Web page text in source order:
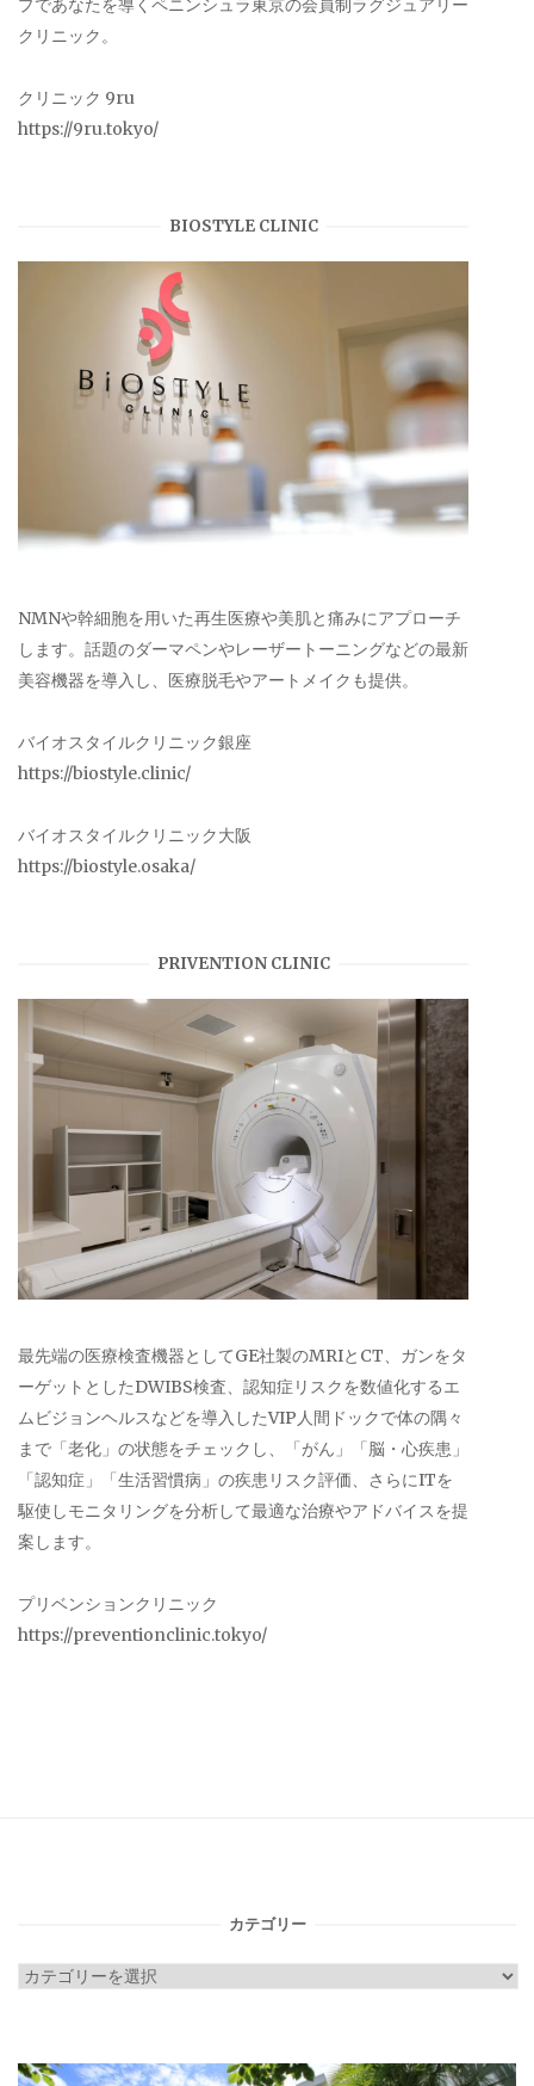
プであなたを導くペニンシュラ東京の会員制ラグジュアリー
クリニック。
クリニック 9ru
https://9ru.tokyo/
BIOSTYLE CLINIC
NMNや幹細胞を用いた再生医療や美肌と痛みにアプローチ
します。話題のダーマペンやレーザートーニングなどの最新
美容機器を導入し、医療脱毛やアートメイクも提供。
バイオスタイルクリニック銀座
https://biostyle.clinic/
バイオスタイルクリニック大阪
https://biostyle.osaka/
PRIVENTION CLINIC
最先端の医療検査機器としてGE社製のMRIとCT、ガンをタ
ーゲットとしたDWIBS検査、認知症リスクを数値化するエ
ムビジョンヘルスなどを導入したVIP人間ドックで体の隅々
まで「老化」の状態をチェックし、「がん」「脳・心疾患」
「認知症」「生活習慣病」の疾患リスク評価、さらにITを
駆使しモニタリングを分析して最適な治療やアドバイスを提
案します。
プリベンションクリニック
https://preventionclinic.tokyo/
カテゴリー
カ
リ